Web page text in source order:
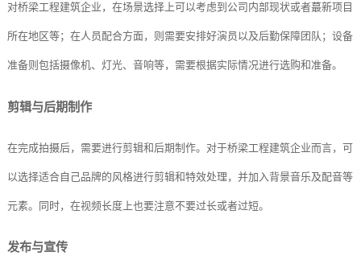
对桥梁工程建筑企业，在场景选择上可以考虑到公司内部现状或者蕞新项目
所在地区等；在人员配合方面，则需要安排好演员以及后勤保障团队；设备
准备则包括摄像机、灯光、音响等，需要根据实际情况进行选购和准备。
剪辑与后期制作
在完成拍摄后，需要进行剪辑和后期制作。对于桥梁工程建筑企业而言，可
以选择适合自己品牌的风格进行剪辑和特效处理，并加入背景音乐及配音等
元素。同时，在视频长度上也要注意不要过长或者过短。
发布与宣传